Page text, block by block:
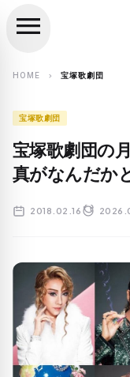
search
menu
HOME chevron_right 宝塚歌劇団
宝塚歌劇団
宝塚歌劇団の
真がなんだか
2018.02.16